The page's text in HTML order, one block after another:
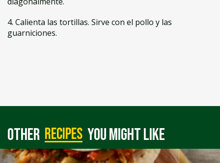
4. Calienta las tortillas. Sirve con el pollo y las
guarniciones.
Other recipes you might like